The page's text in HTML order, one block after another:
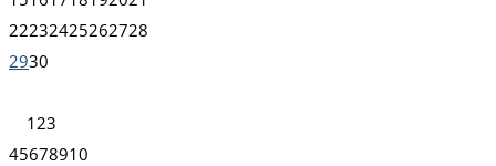
22232425262728
2930
1 23
45678910